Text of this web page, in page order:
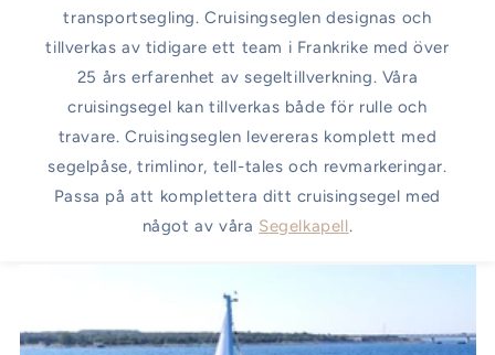
transportsegling. Cruisingseglen designas och
tillverkas av tidigare ett team i Frankrike med över
25 års erfarenhet av segeltillverkning. Våra
cruisingsegel kan tillverkas både för rulle och
travare. Cruisingseglen levereras komplett med
segelpåse, trimlinor, tell-tales och revmarkeringar.
Passa på att komplettera ditt cruisingsegel med
något av våra Segelkapell.